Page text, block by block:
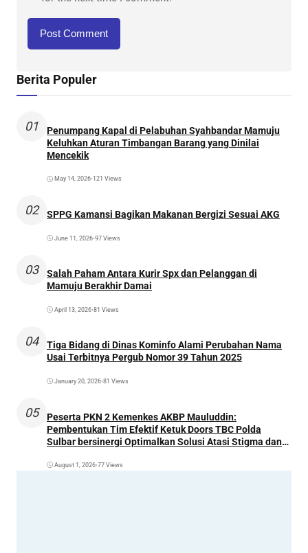
Berita Populer
01
Penumpang Kapal di Pelabuhan Syahbandar Mamuju
Keluhkan Aturan Timbangan Barang yang Dinilai
Mencekik
May 14, 2026•121 Views
02 SPPG Kamansi Bagikan Makanan Bergizi Sesuai AKG
June 11, 2026•97 Views
03
Salah Paham Antara Kurir Spx dan Pelanggan di
Mamuju Berakhir Damai
April 13, 2026•81 Views
04
Tiga Bidang di Dinas Kominfo Alami Perubahan Nama
Usai Terbitnya Pergub Nomor 39 Tahun 2025
January 20, 2026•81 Views
05
Peserta PKN 2 Kemenkes AKBP Mauluddin:
Pembentukan Tim Efektif Ketuk Doors TBC Polda
Sulbar bersinergi Optimalkan Solusi Atasi Stigma dan
August 1, 2026•77 Views